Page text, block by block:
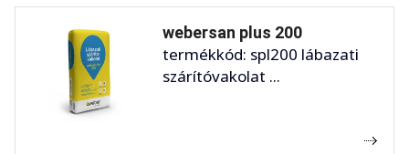
webersan plus 200
termékkód: spl200 lábazati
szárítóvakolat ...